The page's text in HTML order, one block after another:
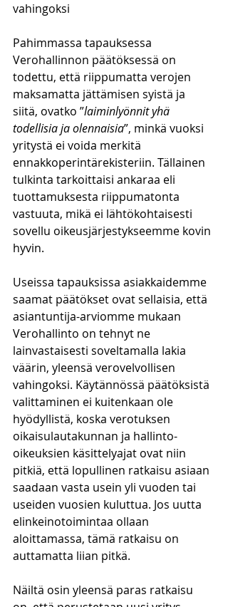
vahingoksi
Pahimmassa tapauksessa
Verohallinnon päätöksessä on
todettu, että riippumatta verojen
maksamatta jättämisen syistä ja
siitä, ovatko ”laiminlyönnit yhä
todellisia ja olennaisia”, minkä vuoksi
yritystä ei voida merkitä
ennakkoperintärekisteriin. Tällainen
tulkinta tarkoittaisi ankaraa eli
tuottamuksesta riippumatonta
vastuuta, mikä ei lähtökohtaisesti
sovellu oikeusjärjestykseemme kovin
hyvin.
Useissa tapauksissa asiakkaidemme
saamat päätökset ovat sellaisia, että
asiantuntija-arviomme mukaan
Verohallinto on tehnyt ne
lainvastaisesti soveltamalla lakia
väärin, yleensä verovelvollisen
vahingoksi. Käytännössä päätöksistä
valittaminen ei kuitenkaan ole
hyödyllistä, koska verotuksen
oikaisulautakunnan ja hallinto-
oikeuksien käsittelyajat ovat niin
pitkiä, että lopullinen ratkaisu asiaan
saadaan vasta usein yli vuoden tai
useiden vuosien kuluttua. Jos uutta
elinkeinotoimintaa ollaan
aloittamassa, tämä ratkaisu on
auttamatta liian pitkä.
Näiltä osin yleensä paras ratkaisu